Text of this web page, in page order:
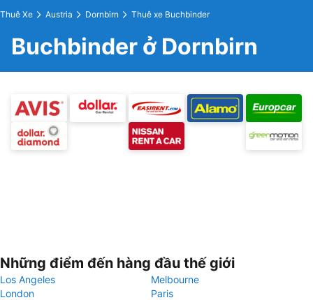
Thuê Xe Austria Dornbirn Thuê xe Buchbinder
Buchbinder ở Dornbirn
Những điểm đến hàng đầu thế giới
Los Angeles
Melbourne
London
Paris